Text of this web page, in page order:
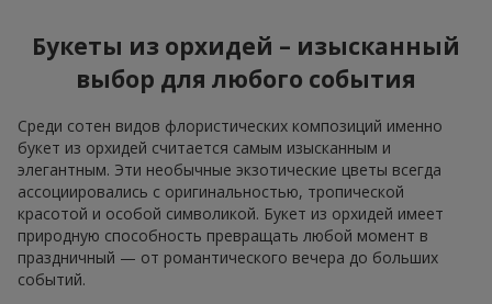
Букеты из орхидей – изысканный
выбор для любого события
Среди сотен видов флористических композиций именно
букет из орхидей считается самым изысканным и
элегантным. Эти необычные экзотические цветы всегда
ассоциировались с оригинальностью, тропической
красотой и особой символикой. Букет из орхидей имеет
природную способность превращать любой момент в
праздничный — от романтического вечера до больших
событий.